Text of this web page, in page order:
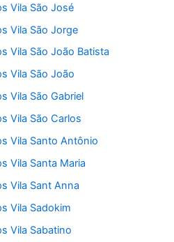
Vila São José
Vila São Jorge
Vila São João Batista
Vila São João
Vila São Gabriel
Vila São Carlos
Vila Santo Antônio
Vila Santa Maria
Vila Sant Anna
Vila Sadokim
Vila Sabatino